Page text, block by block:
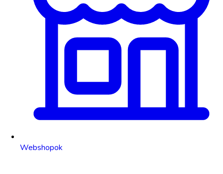
Webshopok